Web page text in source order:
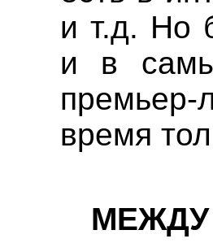
и т.д. Но
и в
премьер-
время
МЕЖДУ